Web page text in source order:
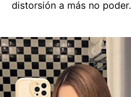
distorsión a más no poder.